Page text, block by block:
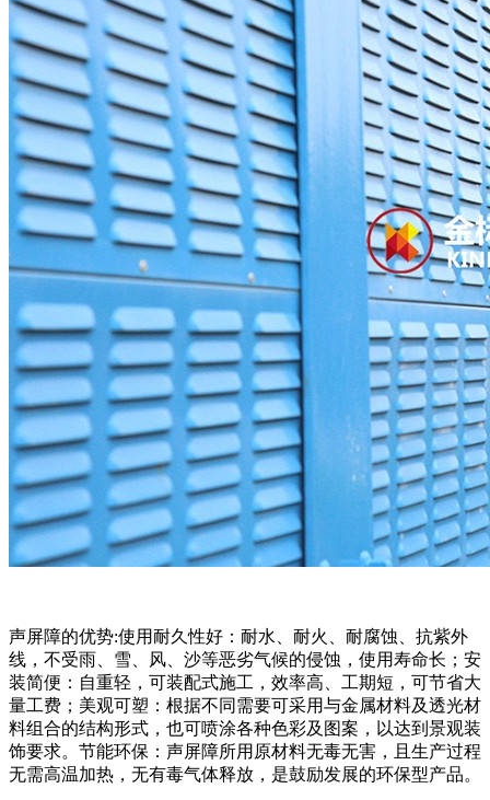
声屏障的优势:使用耐久性好：耐水、耐火、耐腐蚀、抗紫外
线，不受雨、雪、风、沙等恶劣气候的侵蚀，使用寿命长；安
装简便：自重轻，可装配式施工，效率高、工期短，可节省大
量工费；美观可塑：根据不同需要可采用与金属材料及透光材
料组合的结构形式，也可喷涂各种色彩及图案，以达到景观装
饰要求。节能环保：声屏障所用原材料无毒无害，且生产过程
无需高温加热，无有毒气体释放，是鼓励发展的环保型产品。